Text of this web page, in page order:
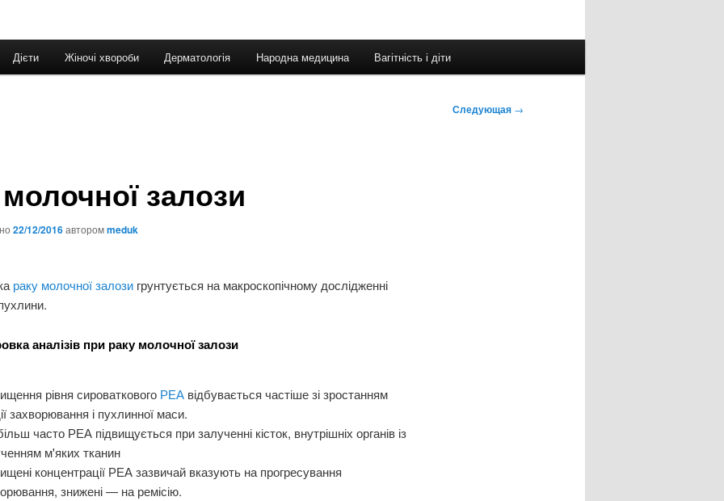
Дієти Жіночі хвороби Дерматологія Народна медицина Вагітність і діти
Следующая →
залози
22/12/2016авторомmeduk
раку молочної залози грунтується на макроскопічному дослідженні
аналізів при раку молочної залози
рівня сироваткового РЕА відбувається частіше зі зростанням
захворювання і пухлинної маси.
часто РЕА підвищується при залученні кісток, внутрішніх органів із
м'яких тканин
концентрації РЕА зазвичай вказують на прогресування
знижені — на ремісію.